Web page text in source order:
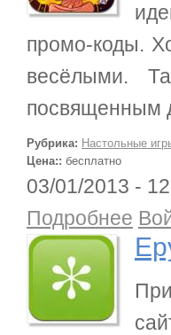
промо-коды.
весёлыми.
посвященным
Рубрика: Настольные
Цена:: бесплатно
03/01/2013 -
Подробнее о